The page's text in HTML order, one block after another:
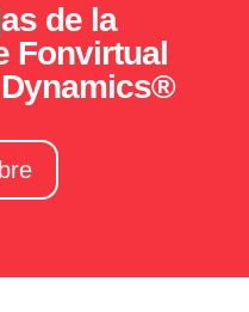
de la
Fonvirtual